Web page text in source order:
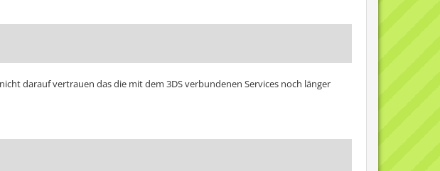
darauf vertrauen das die mit dem 3DS verbundenen Services noch länger